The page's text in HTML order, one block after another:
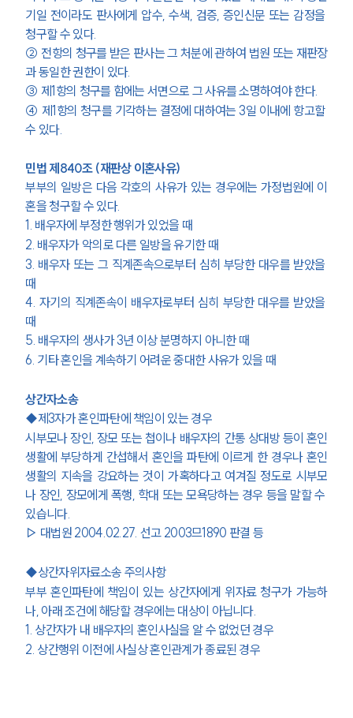
기일 전이라도 판사에게 압수, 수색, 검증, 증인신문 또는 감정을
청구할 수 있다.
② 전항의 청구를 받은 판사는 그 처분에 관하여 법원 또는 재판장
과 동일한 권한이 있다.
③ 제1항의 청구를 함에는 서면으로 그 사유를 소명하여야 한다.
④ 제1항의 청구를 기각하는 결정에 대하여는 3일 이내에 항고할
수 있다.
민법 제840조 (재판상 이혼사유)
부부의 일방은 다음 각호의 사유가 있는 경우에는 가정법원에 이
혼을 청구할 수 있다.
1. 배우자에 부정한 행위가 있었을 때
2. 배우자가 악의로 다른 일방을 유기한 때
3. 배우자 또는 그 직계존속으로부터 심히 부당한 대우를 받았을
때
4. 자기의 직계존속이 배우자로부터 심히 부당한 대우를 받았을
때
5. 배우자의 생사가 3년 이상 분명하지 아니한 때
6. 기타 혼인을 계속하기 어려운 중대한 사유가 있을 때
상간자소송
◆제3자가 혼인파탄에 책임이 있는 경우
시부모나 장인, 장모 또는 첩이나 배우자의 간통 상대방 등이 혼인
생활에 부당하게 간섭해서 혼인을 파탄에 이르게 한 경우나 혼인
생활의 지속을 강요하는 것이 가혹하다고 여겨질 정도로 시부모
나 장인, 장모에게 폭행, 학대 또는 모욕당하는 경우 등을 말할 수
있습니다.
▷ 대법원 2004.02.27. 선고 2003므1890 판결 등
◆상간자위자료소송 주의사항
부부 혼인파탄에 책임이 있는 상간자에게 위자료 청구가 가능하
나, 아래 조건에 해당할 경우에는 대상이 아닙니다.
1. 상간자가 내 배우자의 혼인사실을 알 수 없었던 경우
2. 상간행위 이전에 사실상 혼인관계가 종료된 경우